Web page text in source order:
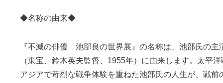
◆名称の由来◆
『不滅の俳優 池部良の世界展』の名称は、池部氏の主
（東宝、鈴木英夫監督、1955年）に由来します。太平
アジアで苛烈な戦争体験を重ねた池部氏の人生が、戦前